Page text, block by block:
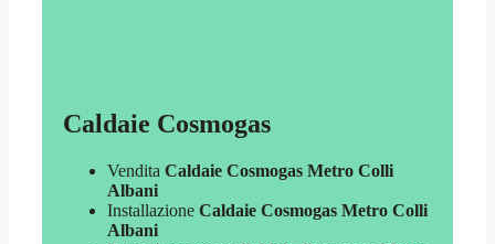
Caldaie Cosmogas
Vendita Caldaie Cosmogas Metro Colli
Albani
Installazione Caldaie Cosmogas Metro Colli
Albani